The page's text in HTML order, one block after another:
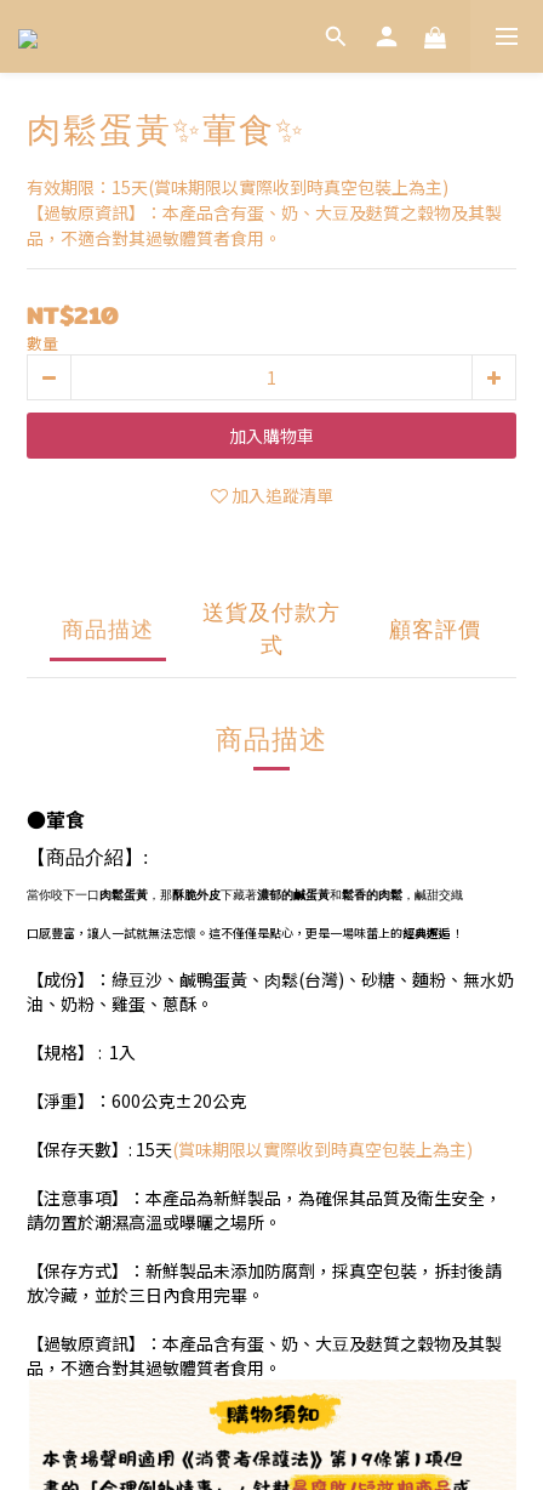
肉鬆蛋黃✨葷食✨
有效期限：15天(賞味期限以實際收到時真空包裝上為主)
【過敏原資訊】：本產品含有蛋、奶、⼤⾖及麩質之穀物及其製
品，不適合對其過敏體質者食⽤。
NT$210
數量
加入購物車
加入追蹤清單
商品描述
送貨及付款方
式
顧客評價
商品描述
●葷食
【商品介紹】:
當你咬下一口肉鬆蛋黃 ，那酥脆外皮下藏著濃郁的鹹蛋黃和鬆香的肉鬆 ，鹹甜交織
口感豐富，讓人一試就無法忘懷。這不僅僅是點心，更是一場味蕾上的經典邂逅 ！
【成份】：綠⾖沙、鹹鴨蛋黃、⾁鬆(台灣)、砂糖、麵粉、無⽔奶
油、奶粉、雞蛋、蔥酥。
【規格】 : 1入
【淨重】：600公克±20公克
【保存天數】: 15天(賞味期限以實際收到時真空包裝上為主)
【注意事項】：本產品為新鮮製品，為確保其品質及衛生安全，
請勿置於潮濕高溫或曝曬之場所。
【保存方式】：新鮮製品未添加防腐劑，採真空包裝，拆封後請
放冷藏，並於三日內食用完畢。
【過敏原資訊】：本產品含有蛋、奶、⼤⾖及麩質之穀物及其製
品，不適合對其過敏體質者食⽤。